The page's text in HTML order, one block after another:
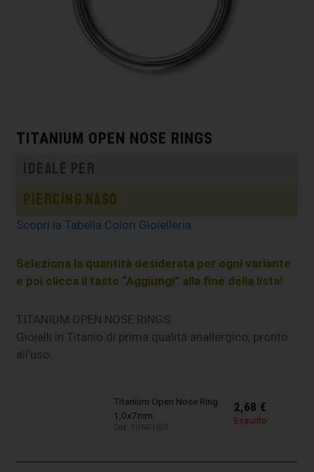
TITANIUM OPEN NOSE RINGS
Ideale per
Piercing naso
Scopri la Tabella Colori Gioielleria
Seleziona la quantità desiderata per ogni variante
e poi clicca il tasto “Aggiungi” alla fine della lista!
TITANIUM OPEN NOSE RINGS
Gioielli in Titanio di prima qualità anallergico, pronto
all’uso.
Titanium Open Nose Ring
1,0x7mm
Cod. TONR1007
2,68 €
Esaurito